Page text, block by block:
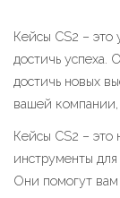
Кейсы CS2 – это
достичь успеха.
достичь новых
вашей компании,
Кейсы CS2 – это
инструменты
Они помогут вам